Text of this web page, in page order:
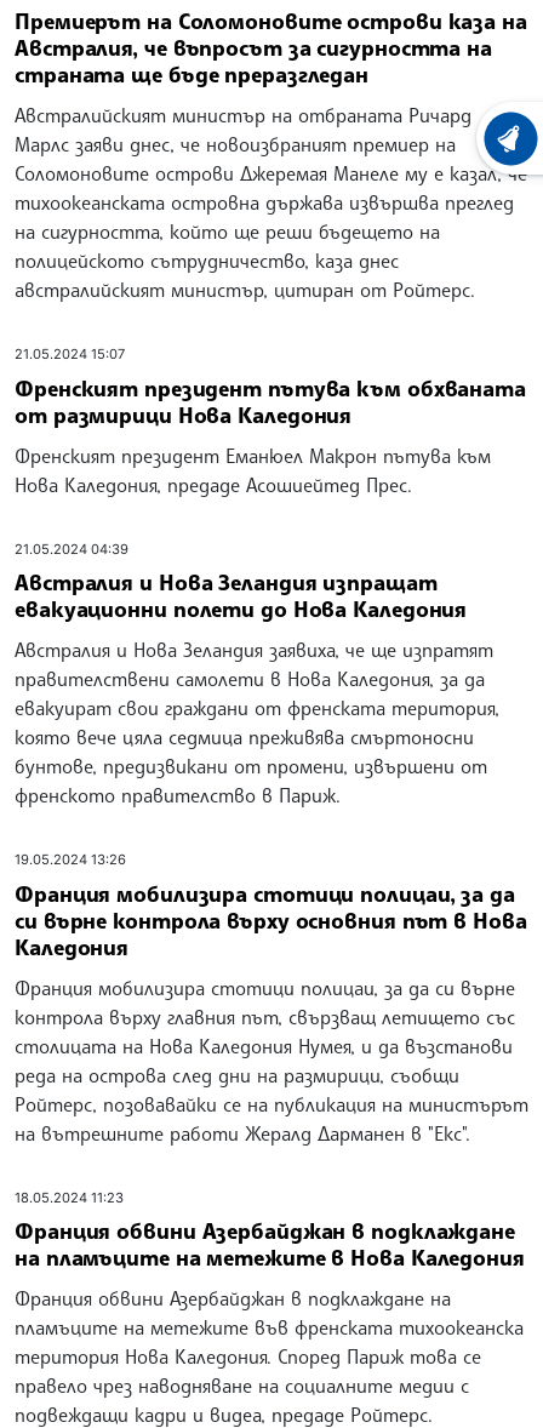
Премиерът на Соломоновите острови каза на
Австралия, че въпросът за сигурността на
страната ще бъде преразгледан
Австралийският министър на отбраната Ричард
Марлс заяви днес, че новоизбраният премиер на
Соломоновите острови Джеремая Манеле му е казал, че
тихоокеанската островна държава извършва преглед
на сигурността, който ще реши бъдещето на
полицейското сътрудничество, каза днес
австралийският министър, цитиран от Ройтерс.
21.05.2024 15:07
Френският президент пътува към обхваната
от размирици Нова Каледония
Френският президент Еманюел Макрон пътува към
Нова Каледония, предаде Асошиейтед Прес.
21.05.2024 04:39
Австралия и Нова Зеландия изпращат
евакуационни полети до Нова Каледония
Австралия и Нова Зеландия заявиха, че ще изпратят
правителствени самолети в Нова Каледония, за да
евакуират свои граждани от френската територия,
която вече цяла седмица преживява смъртоносни
бунтове, предизвикани от промени, извършени от
френското правителство в Париж.
19.05.2024 13:26
Франция мобилизира стотици полицаи, за да
си върне контрола върху основния път в Нова
Каледония
Франция мобилизира стотици полицаи, за да си върне
контрола върху главния път, свързващ летището със
столицата на Нова Каледония Нумея, и да възстанови
реда на острова след дни на размирици, съобщи
Ройтерс, позовавайки се на публикация на министърът
на вътрешните работи Жералд Дарманен в "Екс".
18.05.2024 11:23
Франция обвини Азербайджан в подклаждане
на пламъците на метежите в Нова Каледония
Франция обвини Азербайджан в подклаждане на
пламъците на метежите във френската тихоокеанска
територия Нова Каледония. Според Париж това се
правело чрез наводняване на социалните медии с
подвеждащи кадри и видеа, предаде Ройтерс.